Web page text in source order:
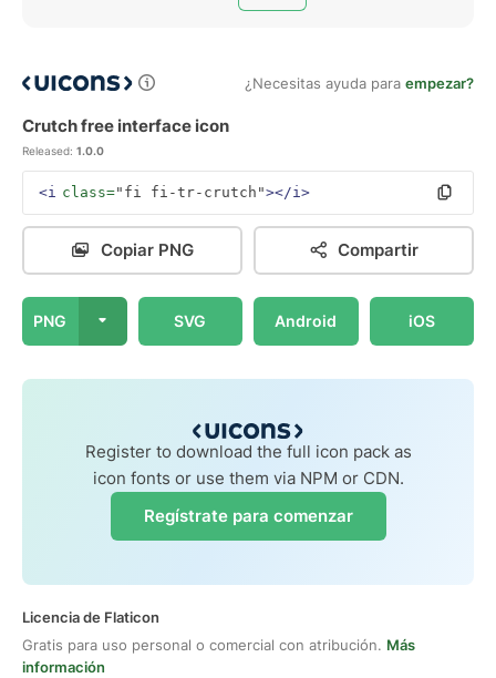
¿Necesitas ayuda para empezar?
Crutch free interface icon
Released: 1.0.0
<i class="fi fi-tr-crutch"></i>
Copiar PNG Compartir
PNG SVG Android iOS
Register to download the full icon pack as
icon fonts or use them via NPM or CDN.
Regístrate para comenzar
Licencia de Flaticon
Gratis para uso personal o comercial con atribución. Más
información